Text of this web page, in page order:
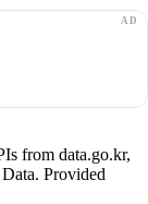
from data.go.kr,
Provided